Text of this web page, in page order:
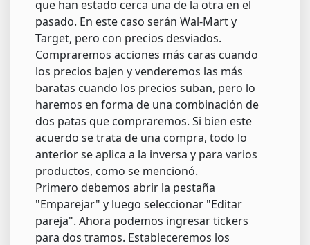
que han estado cerca una de la otra en el
pasado. En este caso serán Wal-Mart y
Target, pero con precios desviados.
Compraremos acciones más caras cuando
los precios bajen y venderemos las más
baratas cuando los precios suban, pero lo
haremos en forma de una combinación de
dos patas que compraremos. Si bien este
acuerdo se trata de una compra, todo lo
anterior se aplica a la inversa y para varios
productos, como se mencionó.
Primero debemos abrir la pestaña
"Emparejar" y luego seleccionar "Editar
pareja". Ahora podemos ingresar tickers
para dos tramos. Estableceremos los